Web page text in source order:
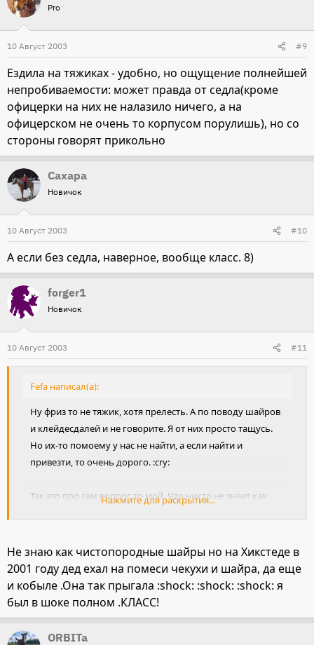
Pro
10 Август 2003 #9
Ездила на тяжиках - удобно, но ощущение полнейшей
непробиваемости: может правда от седла(кроме
офицерки на них не налазило ничего, а на
офицерском не очень то корпусом порулишь), но со
стороны говорят прикольно
Сахара
Новичок
10 Август 2003 #10
А если без седла, наверное, вообще класс. 8)
forger1
Новичок
10 Август 2003 #11
Fefa написал(а):
Ну фриз то не тяжик, хотя прелесть. А по поводу шайров
и клейдесдалей и не говорите. Я от них просто тащусь.
Но их-то помоему у нас не найти, а если найти и
привезти, то очень дорого. :cry:
Так это про сам вопрос то мой. Что никто не знает как
Нажмите для раскрытия...
Не знаю как чистопородные шайры но на Хикстеде в
2001 году дед ехал на помеси чекухи и шайра, да еще
и кобыле .Она так прыгала :shock: :shock: :shock: я
был в шоке полном .КЛАСС!
ORBITa